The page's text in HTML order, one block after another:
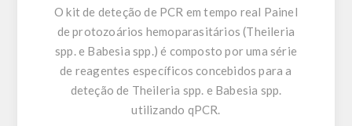
O kit de deteção de PCR em tempo real Painel
de protozoários hemoparasitários (Theileria
spp. e Babesia spp.) é composto por uma série
de reagentes específicos concebidos para a
deteção de Theileria spp. e Babesia spp.
utilizando qPCR.